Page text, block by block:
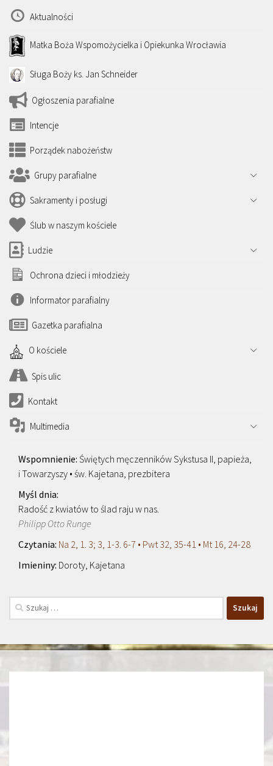
Aktualności
Matka Boża Wspomożycielka i Opiekunka Wrocławia
Sługa Boży ks. Jan Schneider
Ogłoszenia parafialne
Intencje
Porządek nabożeństw
Grupy parafialne
Sakramenty i posługi
Ślub w naszym kościele
Ludzie
Ochrona dzieci i młodzieży
Informator parafialny
Gazetka parafialna
O kościele
Spis ulic
Kontakt
Multimedia
Świętych męczenników Sykstusa II, papieża,
i Towarzyszy • św. Kajetana, prezbitera
Radość z kwiatów to ślad raju w nas.
Philipp Otto Runge
Na 2, 1. 3; 3, 1-3. 6-7 • Pwt 32, 35-41 • Mt 16, 24-28
Doroty, Kajetana
Szukaj: